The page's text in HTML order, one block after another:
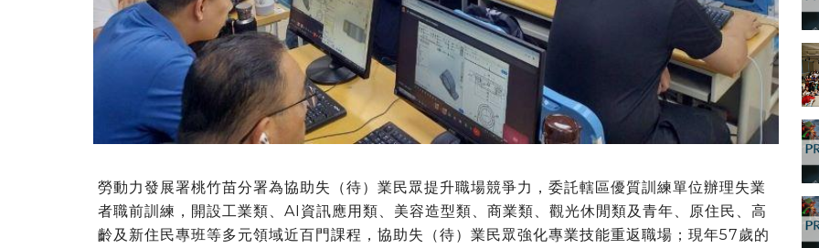
勞動力發展署桃竹苗分署為協助失（待）業民眾提升職場競爭力，委託轄區優質訓練單位辦理失業
者職前訓練，開設工業類、AI資訊應用類、美容造型類、商業類、觀光休閒類及青年、原住民、高
齡及新住民專班等多元領域近百門課程，協助失（待）業民眾強化專業技能重返職場；現年57歲的